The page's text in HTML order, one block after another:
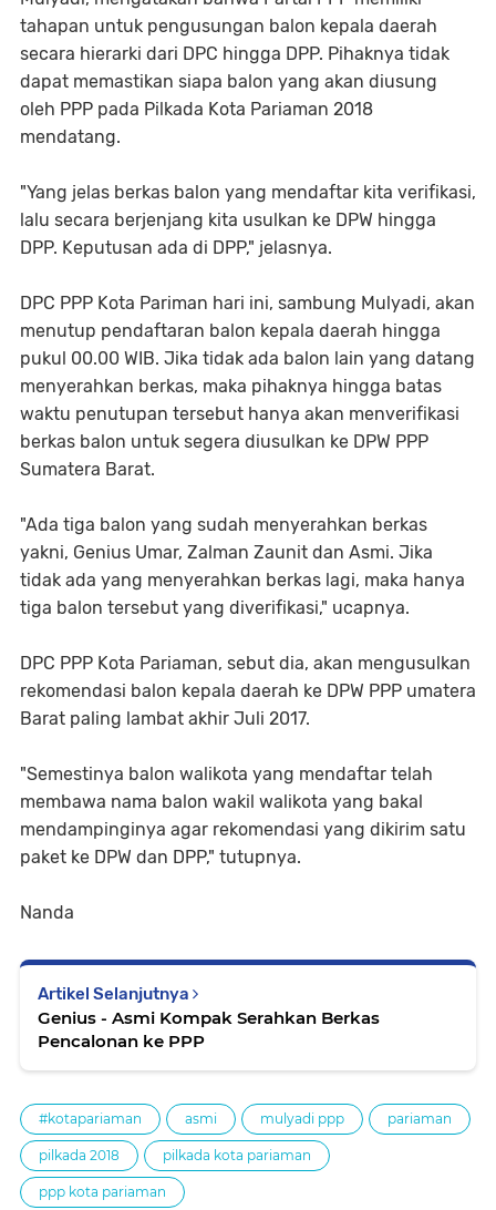
tahapan untuk pengusungan balon kepala daerah
secara hierarki dari DPC hingga DPP. Pihaknya tidak
dapat memastikan siapa balon yang akan diusung
oleh PPP pada Pilkada Kota Pariaman 2018
mendatang.
"Yang jelas berkas balon yang mendaftar kita verifikasi,
lalu secara berjenjang kita usulkan ke DPW hingga
DPP. Keputusan ada di DPP," jelasnya.
DPC PPP Kota Pariman hari ini, sambung Mulyadi, akan
menutup pendaftaran balon kepala daerah hingga
pukul 00.00 WIB. Jika tidak ada balon lain yang datang
menyerahkan berkas, maka pihaknya hingga batas
waktu penutupan tersebut hanya akan menverifikasi
berkas balon untuk segera diusulkan ke DPW PPP
Sumatera Barat.
"Ada tiga balon yang sudah menyerahkan berkas
yakni, Genius Umar, Zalman Zaunit dan Asmi. Jika
tidak ada yang menyerahkan berkas lagi, maka hanya
tiga balon tersebut yang diverifikasi," ucapnya.
DPC PPP Kota Pariaman, sebut dia, akan mengusulkan
rekomendasi balon kepala daerah ke DPW PPP umatera
Barat paling lambat akhir Juli 2017.
"Semestinya balon walikota yang mendaftar telah
membawa nama balon wakil walikota yang bakal
mendampinginya agar rekomendasi yang dikirim satu
paket ke DPW dan DPP," tutupnya.
Nanda
Artikel Selanjutnya
Genius - Asmi Kompak Serahkan Berkas
Pencalonan ke PPP
#kotapariaman asmi mulyadi ppp pariaman
pilkada 2018 pilkada kota pariaman
ppp kota pariaman